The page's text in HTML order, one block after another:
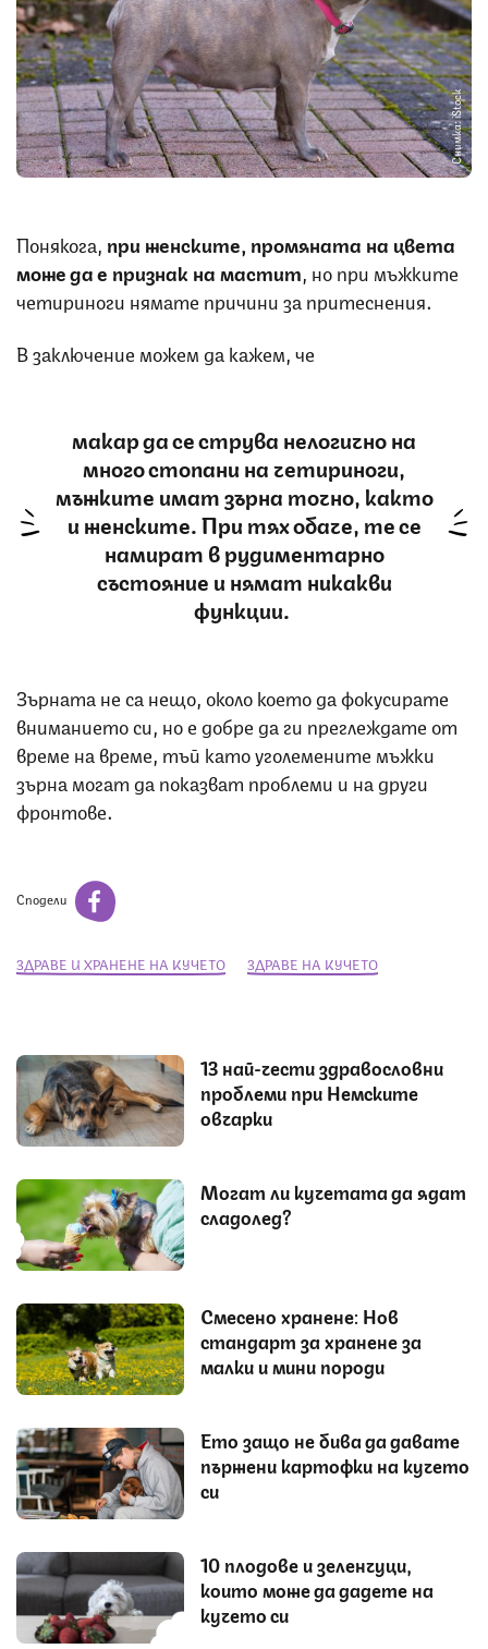
Снимка: iStock
Понякога, при женските, промяната на цвета
може да е признак на мастит, но при мъжките
четириноги нямате причини за притеснения.
В заключение можем да кажем, че
макар да се струва нелогично на
много стопани на четириноги,
мъжките имат зърна точно, както
и женските. При тях обаче, те се
намират в рудиментарно
състояние и нямат никакви
функции.
Зърната не са нещо, около което да фокусирате
вниманието си, но е добре да ги преглеждате от
време на време, тъй като уголемените мъжки
зърна могат да показват проблеми и на други
фронтове.
Сподели
ЗДРАВЕ И ХРАНЕНЕ НА КУЧЕТО ЗДРАВЕ НА КУЧЕТО
13 най-чести здравословни
проблеми при Немските
овчарки
Могат ли кучетата да ядат
сладолед?
Смесено хранене: Нов
стандарт за хранене за
малки и мини породи
Ето защо не бива да давате
пържени картофки на кучето
си
10 плодове и зеленчуци,
които може да дадете на
кучето си